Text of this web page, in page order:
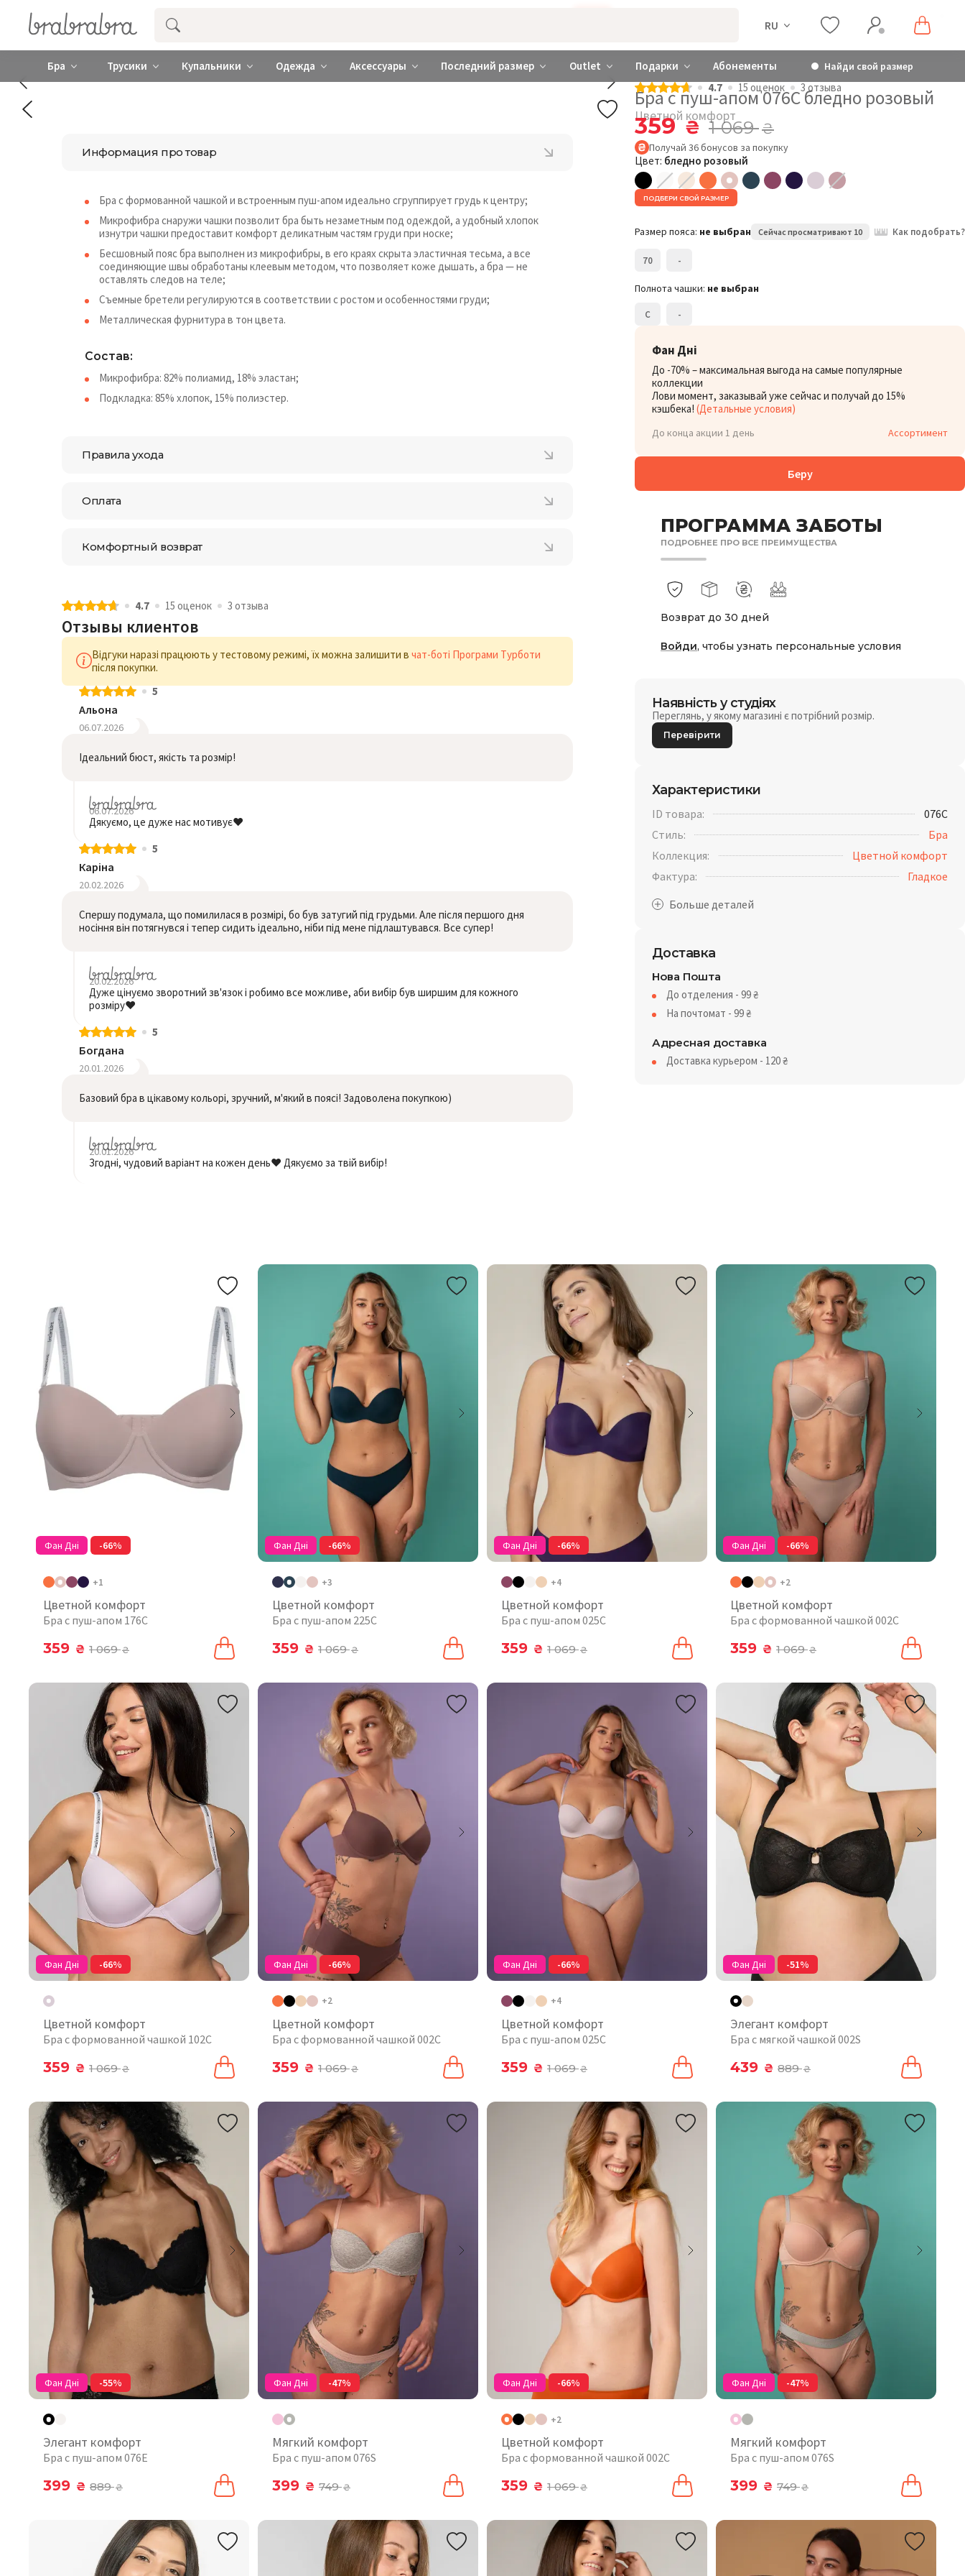
Купить нижнее женское белье ❤️ brabrabra ❤️ Киев и Украина RU
Бра Трусики Купальники Одежда Аксессуары Последний размер Outlet Подарки Абонементы Найди свой размер
4.7 15 оценок 3 отзыва
Бра с пуш-апом 076C бледно розовый
Цветной комфорт
359₴ 1 069₴
Получай 36бонусов за покупку
Цвет: бледно розовый
ПОДБЕРИ СВОЙ РАЗМЕР
Размер пояса: не выбран Сейчас просматривают 10 Как подобрать?
70 -
Полнота чашки: не выбран
C -
Фан Дні
До -70% – максимальная выгода на самые популярные
коллекции
Лови момент, заказывай уже сейчас и получай до 15%
кэшбека! (Детальные условия)
До конца акции 1 день Ассортимент
Беру
ПРОГРАММА ЗАБОТЫ
ПОДРОБНЕЕ ПРО ВСЕ ПРЕИМУЩЕСТВА
Возврат до 30 дней
Войди, чтобы узнать персональные условия
Наявність у студіях
Переглянь, у якому магазині є потрібний розмір.
Перевірити
Характеристики
ID товара:
076C
Стиль:
Бра
Коллекция:
Цветной комфорт
Фактура:
Гладкое
Доставка
Нова Пошта
До отделения - 99₴
На почтомат - 99₴
Адресная доставка
Доставка курьером - 120₴
Информация про товар
Бра с формованной чашкой и встроенным пуш-апом идеально сгруппирует грудь к центру;
Микрофибра снаружи чашки позволит бра быть незаметным под одеждой, а удобный хлопок
изнутри чашки предоставит комфорт деликатным частям груди при носке;
Бесшовный пояс бра выполнен из микрофибры, в его краях скрыта эластичная тесьма, а все
соединяющие швы обработаны клеевым методом, что позволяет коже дышать, а бра — не
оставлять следов на теле;
Съемные бретели регулируются в соответствии с ростом и особенностями груди;
Металлическая фурнитура в тон цвета.
Состав:
Микрофибра: 82% полиамид, 18% эластан;
Подкладка: 85% хлопок, 15% полиэстер.
Правила ухода
Оплата
Комфортный возврат
4.7 15 оценок 3 отзыва
Отзывы клиентов
Відгуки наразі працюють у тестовому режимі, їх можна залишити в чат-боті Програми Турботи
після покупки.
5
Альона
06.07.2026
Ідеальний бюст, якість та розмір!
06.07.2026
Дякуємо, це дуже нас мотивує❤️
5
Каріна
20.02.2026
Спершу подумала, що помилилася в розмірі, бо був затугий під грудьми. Але після першого дня
носіння він потягнувся і тепер сидить ідеально, ніби під мене підлаштувався. Все супер!
20.02.2026
Дуже цінуємо зворотний зв'язок і робимо все можливе, аби вибір був ширшим для кожного
розміру❤️
5
Богдана
20.01.2026
Базовий бра в цікавому кольорі, зручний, м'який в поясі! Задоволена покупкою)
20.01.2026
Згодні, чудовий варіант на кожен день❤️ Дякуємо за твій вибір!
Фан Дні -66%
+1
Цветной комфорт
Бра с пуш-апом 176C
359 ₴ 1 069₴
Фан Дні -66%
+3
Цветной комфорт
Бра с пуш-апом 225C
359 ₴ 1 069₴
Фан Дні -66%
+4
Цветной комфорт
Бра с пуш-апом 025C
359 ₴ 1 069₴
Фан Дні -66%
+2
Цветной комфорт
Бра с формованной чашкой 002C
359 ₴ 1 069₴
Фан Дні -66%
Цветной комфорт
Бра с формованной чашкой 102C
359 ₴ 1 069₴
Фан Дні -66%
+2
Цветной комфорт
Бра с формованной чашкой 002C
359 ₴ 1 069₴
Фан Дні -66%
+4
Цветной комфорт
Бра с пуш-апом 025C
359 ₴ 1 069₴
Фан Дні -51%
Элегант комфорт
Бра с мягкой чашкой 002S
439 ₴ 889₴
Фан Дні -55%
Элегант комфорт
Бра с пуш-апом 076Е
399 ₴ 889₴
Фан Дні -47%
Мягкий комфорт
Бра с пуш-апом 076S
399 ₴ 749₴
Фан Дні -66%
+2
Цветной комфорт
Бра с формованной чашкой 002C
359 ₴ 1 069₴
Фан Дні -47%
Мягкий комфорт
Бра с пуш-апом 076S
399 ₴ 749₴